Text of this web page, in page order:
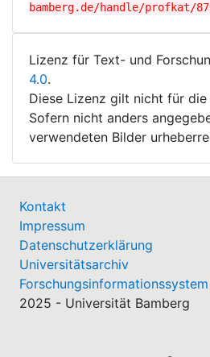
bamberg.de/handle/profkat/
Lizenz für Text- und
4.0.
Diese Lizenz gilt nicht für
Sofern nicht anders
verwendeten Bilder
Kontakt
Impressum
Datenschutzerklärung
Universitätsarchiv
Forschungsinformationssystem
2025 - Universität Bamberg